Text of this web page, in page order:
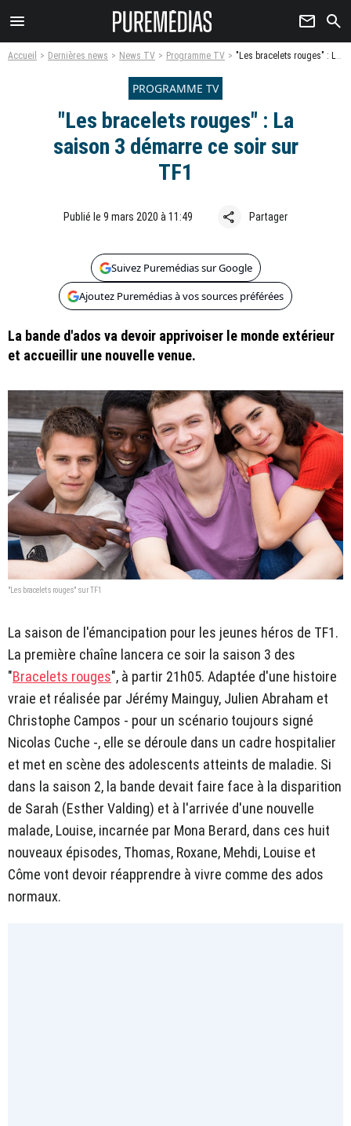
menu newsletter search
Accueil Dernières news News TV Programme TV "Les bracelets rouges" : La saison 3 démarre ce soir sur TF1
PROGRAMME TV
"Les bracelets rouges" : La
saison 3 démarre ce soir sur
TF1
Publié le 9 mars 2020 à 11:49 share Partager
Suivez Puremédias sur Google
Ajoutez Puremédias à vos sources préférées
La bande d'ados va devoir apprivoiser le monde extérieur
et accueillir une nouvelle venue.
"Les bracelets rouges" sur TF1
La saison de l'émancipation pour les jeunes héros de TF1.
La première chaîne lancera ce soir la saison 3 des
"Bracelets rouges", à partir 21h05. Adaptée d'une histoire
vraie et réalisée par Jérémy Mainguy, Julien Abraham et
Christophe Campos - pour un scénario toujours signé
Nicolas Cuche -, elle se déroule dans un cadre hospitalier
et met en scène des adolescents atteints de maladie. Si
dans la saison 2, la bande devait faire face à la disparition
de Sarah (Esther Valding) et à l'arrivée d'une nouvelle
malade, Louise, incarnée par Mona Berard, dans ces huit
nouveaux épisodes, Thomas, Roxane, Mehdi, Louise et
Côme vont devoir réapprendre à vivre comme des ados
normaux.